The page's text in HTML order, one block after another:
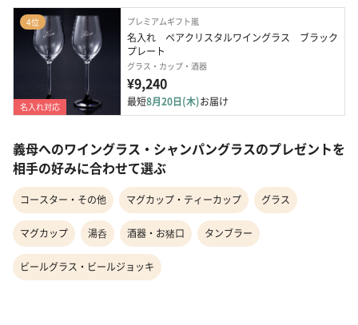
4位
名入れ対応
プレミアムギフト嵐
名入れ　ペアクリスタルワイングラス　ブラック
プレート
グラス・カップ・酒器
¥9,240
最短8月20日(木)お届け
義母へのワイングラス・シャンパングラスのプレゼントを
相手の好みに合わせて選ぶ
コースター・その他 マグカップ・ティーカップ グラス
マグカップ 湯呑 酒器・お猪口 タンブラー
ビールグラス・ビールジョッキ